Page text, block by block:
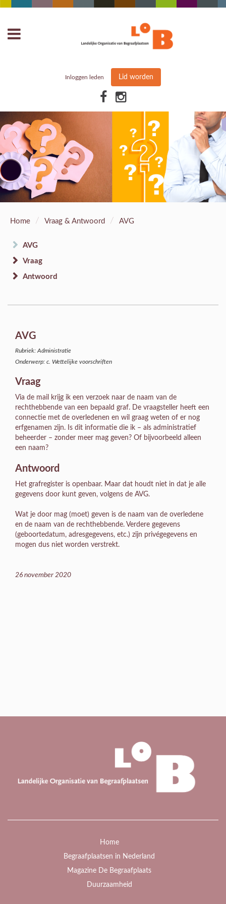
Inloggen leden Lid worden
Home / Vraag & Antwoord / AVG
AVG
Vraag
Antwoord
AVG
Rubriek: Administratie
Onderwerp: c. Wettelijke voorschriften
Vraag
Via de mail krijg ik een verzoek naar de naam van de
rechthebbende van een bepaald graf. De vraagsteller heeft een
connectie met de overledenen en wil graag weten of er nog
erfgenamen zijn. Is dit informatie die ik – als administratief
beheerder – zonder meer mag geven? Of bijvoorbeeld alleen
een naam?
Antwoord
Het grafregister is openbaar. Maar dat houdt niet in dat je alle
gegevens door kunt geven, volgens de AVG.
Wat je door mag (moet) geven is de naam van de overledene
en de naam van de rechthebbende. Verdere gegevens
(geboortedatum, adresgegevens, etc.) zijn privégegevens en
mogen dus niet worden verstrekt.
26 november 2020
Home
Begraafplaatsen in Nederland
Magazine De Begraafplaats
Duurzaamheid